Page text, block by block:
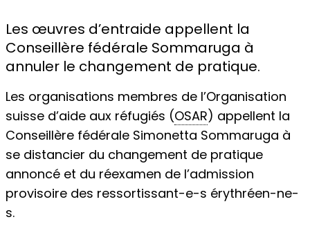
Les œuvres d’entraide appellent la
Conseillère fédérale Sommaruga à
annuler le changement de pratique.
Les organisations membres de l’Organisation
suisse d’aide aux réfugiés (OSAR) appellent la
Conseillère fédérale Simonetta Sommaruga à
se distancier du changement de pratique
annoncé et du réexamen de l’admission
provisoire des ressortissant-e-s érythréen-ne-
s.